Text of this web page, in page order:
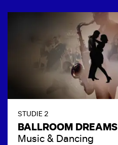
STUDIE 2
BALLROOM DREAMS
Music & Dancing